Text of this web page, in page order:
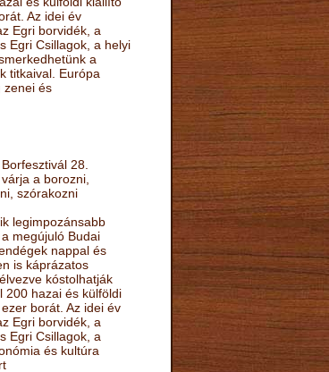
Az idei év
Egri borvidék, a
Egri Csillagok, a helyi
a
titkaival. Európa
zenei és
28.
a borozni,
szórakozni
legimpozánsabb
megújuló Budai
nappal és
is káprázatos
kóstolhatják
200 hazai és külföldi
borát. Az idei év
Egri borvidék, a
Egri Csillagok, a
és kultúra